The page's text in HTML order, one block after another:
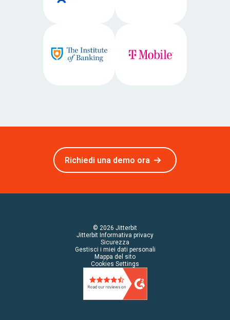
Richiedi una demo ora
© 2026 Jitterbit
Jitterbit Informativa privacy
Sicurezza
Gestisci i miei dati personali
Mappa del sito
Cookies Settings